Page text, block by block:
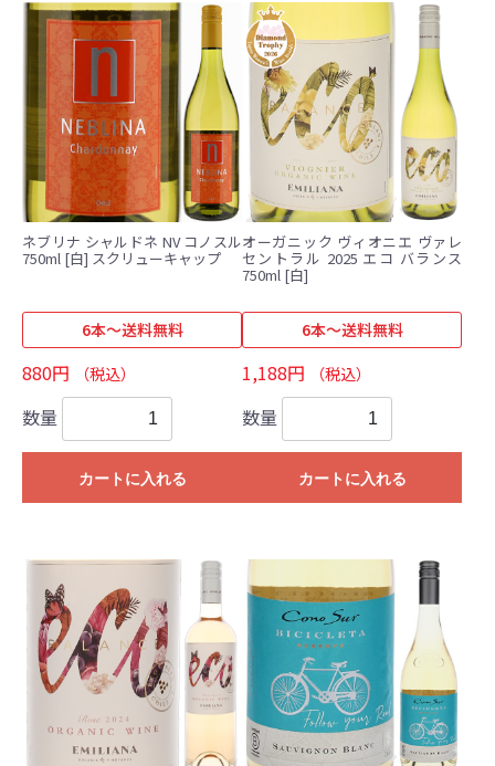
ネブリナ シャルドネ NV コノスル
750ml [白] スクリューキャップ
6本～送料無料
880円 （税込）
数量
カートに入れる
オーガニック ヴィオニエ ヴァレ
セントラル 2025 エコ バランス
750ml [白]
6本～送料無料
1,188円 （税込）
数量
カートに入れる